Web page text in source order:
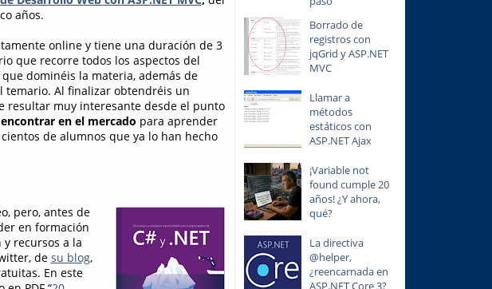
años.
online y tiene una duración de 3
que recorre todos los aspectos del
dominéis la materia, además de
temario. Al finalizar obtendréis un
resultar muy interesante desde el punto
en el mercado para aprender
de alumnos que ya lo han hecho
pero, antes de
en formación
recursos a la
de su blog,
En este
Borrado de
registros con
jqGrid y ASP.NET
MVC
Llamar a
métodos
estáticos con
ASP.NET Ajax
¡Variable not
found cumple 20
años! ¿Y ahora,
qué?
La directiva
@helper,
¿reencarnada en
ASP.NET Core 3?